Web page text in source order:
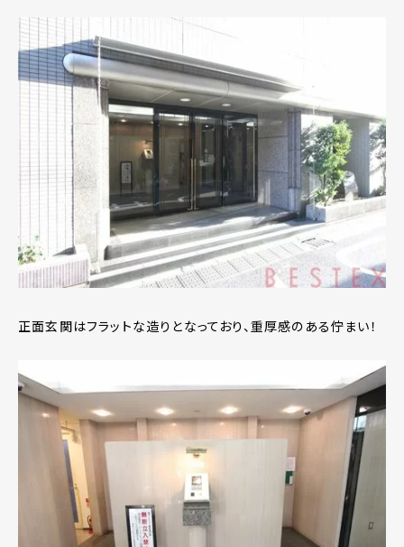
正面玄関はフラットな造りとなっており、重厚感のある佇まい！